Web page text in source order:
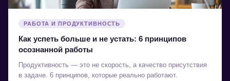
РАБОТА И ПРОДУКТИВНОСТЬ
Как успеть больше и не устать: 6 принципов
осознанной работы
Продуктивность — это не скорость, а качество присутствия
в задаче. 6 принципов, которые реально работают.